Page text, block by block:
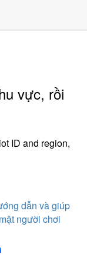
vực, rồi
ID and region,
dẫn và giúp
người chơi